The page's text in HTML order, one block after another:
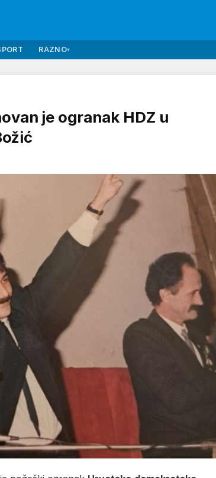
RAZNO▾
je ogranak HDZ u